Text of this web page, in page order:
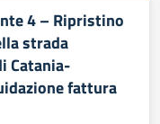
4 – Ripristino
strada
Catania-
fattura